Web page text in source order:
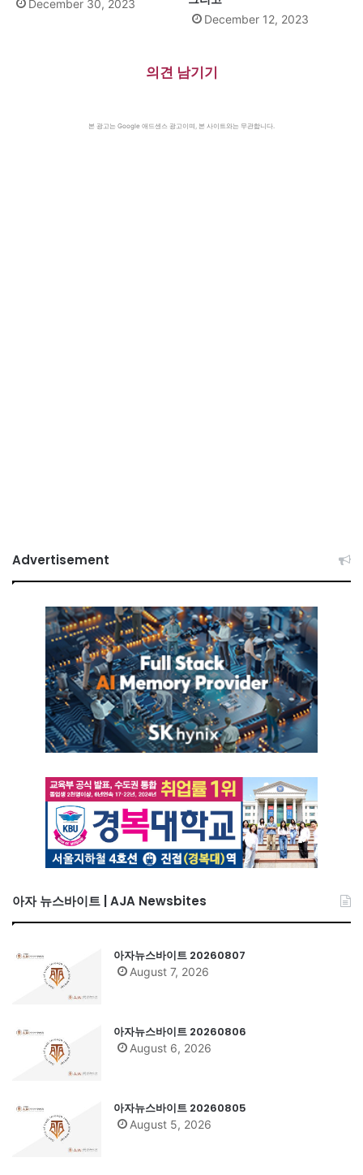
December 30, 2023
December 12, 2023
의견 남기기
본 광고는 Google 애드센스 광고이며, 본 사이트와는 무관합니다.
Advertisement
아자 뉴스바이트 | AJA Newsbites
아자뉴스바이트 20260807
August 7, 2026
아자뉴스바이트 20260806
August 6, 2026
아자뉴스바이트 20260805
August 5, 2026